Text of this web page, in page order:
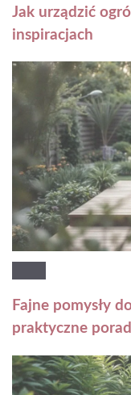
Jak urządzić
inspiracjach
Fajne pomysły
praktyczne